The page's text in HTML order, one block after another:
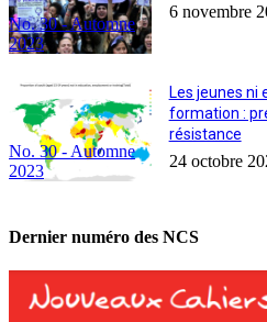
No. 30 - Automne
2023
6 novembre
No. 30 - Automne
2023
Les jeunes ni
formation :
résistance
24 octobre
Dernier numéro des NCS